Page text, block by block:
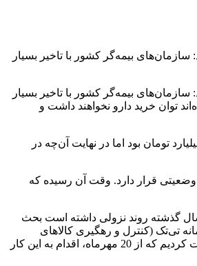
اظهار کرد: سازمان‌های بیمه‌گر کشور با تاخیر بسیار
اظهار کرد: سازمان‌های بیمه‌گر کشور با تاخیر بسیار
توان خرید دارو نخواهند داشت و
غذا و دارو برای بودجه اجرای طرح دارویار (تبدیل ارز ترجیحی تخصیص یافته به صنعت تولید دارو به ارز نیمایی) 105 هزار میلیارد تومان بود اما در نهایت آن‌چه در
قرار دارد. وقت آن رسیده که
گذشته روند نزولی داشته است بحث
تی‌تک (کنترل و رهگیری کالاهای
سلامت محور) ثبت شوند؛ علی‌رغم زحماتی که ثبت شیرخشک در سامانه سازمان غذا و دارو برای داروخانه‌داران دارد، ما از همه همکاران خود در داروخانه‌ها درخواست کردیم که از 20 مهرماه، اقدام به این کار